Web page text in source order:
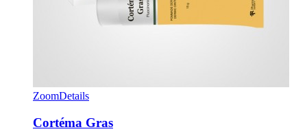
ZoomDetails
Cortéma Gras